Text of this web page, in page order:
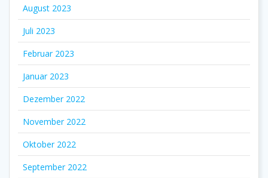
August 2023
Juli 2023
Februar 2023
Januar 2023
Dezember 2022
November 2022
Oktober 2022
September 2022